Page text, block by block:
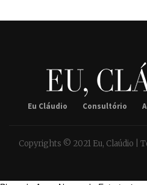
Eu Cláudio Consultório
Copyrights © 2021 Eu, Claúdio |